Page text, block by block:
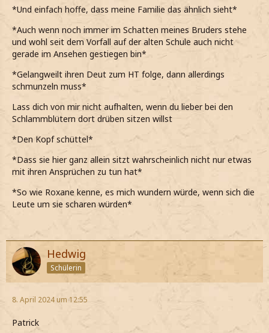
*Und einfach hoffe, dass meine Familie das ähnlich sieht*
*Auch wenn noch immer im Schatten meines Bruders stehe
und wohl seit dem Vorfall auf der alten Schule auch nicht
gerade im Ansehen gestiegen bin*
*Gelangweilt ihren Deut zum HT folge, dann allerdings
schmunzeln muss*
Lass dich von mir nicht aufhalten, wenn du lieber bei den
Schlammblütern dort drüben sitzen willst
*Den Kopf schüttel*
*Dass sie hier ganz allein sitzt wahrscheinlich nicht nur etwas
mit ihren Ansprüchen zu tun hat*
*So wie Roxane kenne, es mich wundern würde, wenn sich die
Leute um sie scharen würden*
Hedwig
Schülerin
8. April 2024 um 12:55
Patrick